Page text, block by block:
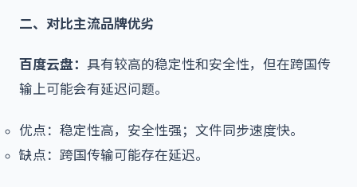
二、对比主流品牌优劣
百度云盘： 具有较高的稳定性和安全性，但在跨国传
输上可能会有延迟问题。
优点：稳定性高，安全性强；文件同步速度快。
缺点：跨国传输可能存在延迟。